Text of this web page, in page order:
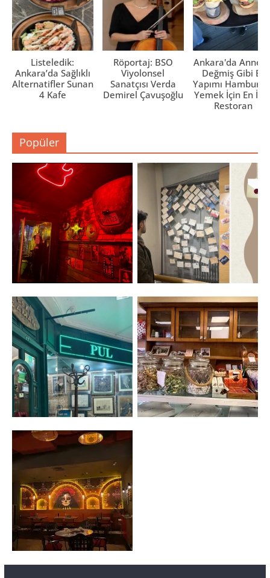
Listeledik:
Ankara’da Sağlıklı
Alternatifler Sunan
4 Kafe
Röportaj: BSO
Viyolonsel
Sanatçısı Verda
Demirel Çavuşoğlu
Ankara'da Anne
Değmiş Gibi Ev
Yapımı
Yemek İçin En İyi
Restoran
Popüler